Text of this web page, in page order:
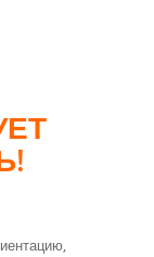
!